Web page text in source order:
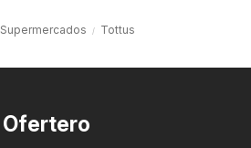
Supermercados Tottus
Ofertero